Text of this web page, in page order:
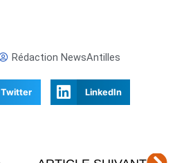
Rédaction NewsAntilles
Twitter LinkedIn